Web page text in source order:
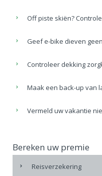
Off piste skiën?
Geef e-bike dieven
Controleer dekking
Maak een back-up van
Vermeld uw vakantie
Bereken uw premie
Reisverzekering